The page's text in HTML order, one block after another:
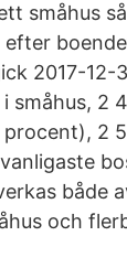
småhus
2017-
småhus, 2
2
både
och